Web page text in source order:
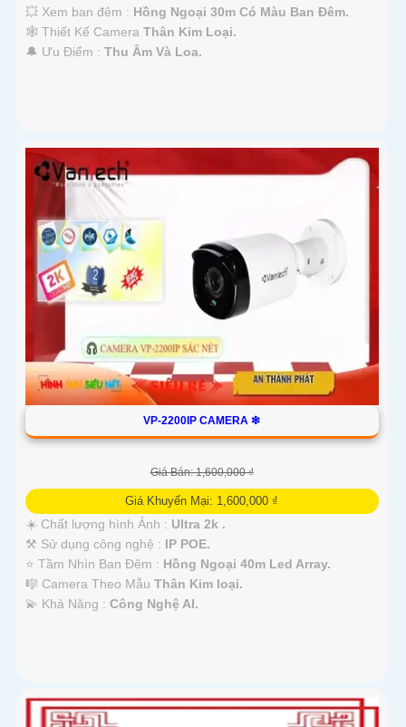
💥 Xem ban đêm : Hồng Ngoại 30m Có Màu Ban Đêm.
🕸️ Thiết Kế Camera Thân Kim Loại.
️🔔 Ưu Điểm : Thu Âm Và Loa.
VP-2200IP CAMERA ❇
Giá Bán: 1,600,000 ₫
Giá Khuyến Mại: 1,600,000 ₫
☀️ Chất lượng hình Ảnh : Ultra 2k .
⚒ Sử dụng công nghệ : IP POE.
⭐ Tầm Nhìn Ban Đêm : Hồng Ngoại 40m Led Array.
🎼️ Camera Theo Mẫu Thân Kim loại.
️💫 Khả Năng : Công Nghệ AI.